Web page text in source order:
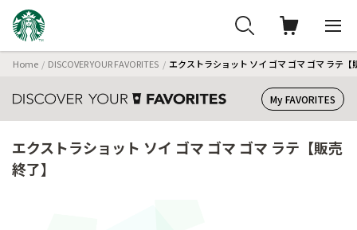
Home DISCOVER YOUR FAVORITES エクストラショット ソイ ゴマ ゴマ ゴマ ラテ【
My FAVORITES
エクストラショット ソイ ゴマ ゴマ ゴマ ラテ【販売
終了】